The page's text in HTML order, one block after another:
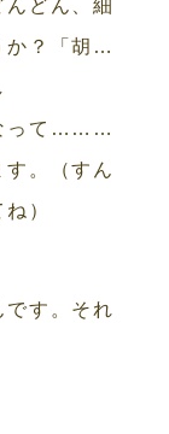
どん、細
か？「胡…
て………
。（すん
）
です。それ